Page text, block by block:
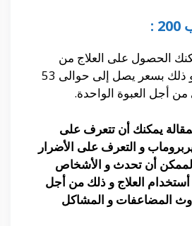
:
الحصول على العلاج من
الصيدليات و ذلك بسعر يصل إلى حوالى 53
أجل العبوة الواحدة.
يمكنك أن تتعرف على
و التعرف على الأضرار
أن تحدث و الأشخاص
العلاج و ذلك من أجل
المضاعفات و المشاكل